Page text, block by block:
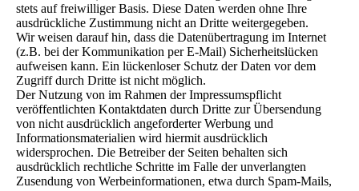
stets auf freiwilliger Basis. Diese Daten werden ohne Ihre
ausdrückliche Zustimmung nicht an Dritte weitergegeben.
Wir weisen darauf hin, dass die Datenübertragung im Internet
(z.B. bei der Kommunikation per E-Mail) Sicherheitslücken
aufweisen kann. Ein lückenloser Schutz der Daten vor dem
Zugriff durch Dritte ist nicht möglich.
Der Nutzung von im Rahmen der Impressumspflicht
veröffentlichten Kontaktdaten durch Dritte zur Übersendung
von nicht ausdrücklich angeforderter Werbung und
Informationsmaterialien wird hiermit ausdrücklich
widersprochen. Die Betreiber der Seiten behalten sich
ausdrücklich rechtliche Schritte im Falle der unverlangten
Zusendung von Werbeinformationen, etwa durch Spam-Mails,